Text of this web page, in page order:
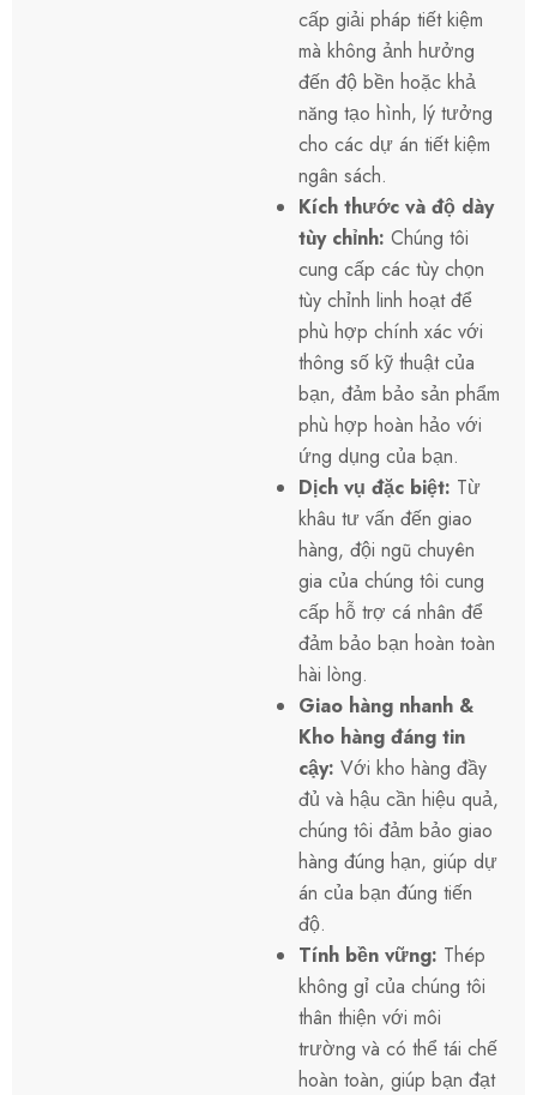
cấp giải pháp tiết kiệm
mà không ảnh hưởng
đến độ bền hoặc khả
năng tạo hình, lý tưởng
cho các dự án tiết kiệm
ngân sách.
Kích thước và độ dày
tùy chỉnh: Chúng tôi
cung cấp các tùy chọn
tùy chỉnh linh hoạt để
phù hợp chính xác với
thông số kỹ thuật của
bạn, đảm bảo sản phẩm
phù hợp hoàn hảo với
ứng dụng của bạn.
Dịch vụ đặc biệt: Từ
khâu tư vấn đến giao
hàng, đội ngũ chuyên
gia của chúng tôi cung
cấp hỗ trợ cá nhân để
đảm bảo bạn hoàn toàn
hài lòng.
Giao hàng nhanh &
Kho hàng đáng tin
cậy: Với kho hàng đầy
đủ và hậu cần hiệu quả,
chúng tôi đảm bảo giao
hàng đúng hạn, giúp dự
án của bạn đúng tiến
độ.
Tính bền vững: Thép
không gỉ của chúng tôi
thân thiện với môi
trường và có thể tái chế
hoàn toàn, giúp bạn đạt